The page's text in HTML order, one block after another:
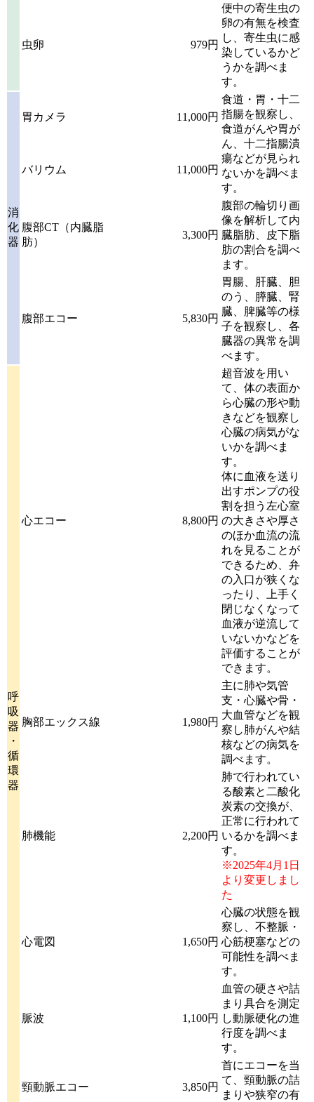
虫卵 979円
便中の寄生虫の
卵の有無を検査
し、寄生虫に感
染しているかど
うかを調べま
す。
消
化
器
胃カメラ 11,000円
食道・胃・十二
指腸を観察し、
食道がんや胃が
ん、十二指腸潰
瘍などが見られ
ないかを調べま
す。
バリウム 11,000円
腹部CT（内臓脂
肪）
3,300円
腹部の輪切り画
像を解析して内
臓脂肪、皮下脂
肪の割合を調べ
ます。
腹部エコー 5,830円
胃腸、肝臓、胆
のう、膵臓、腎
臓、脾臓等の様
子を観察し、各
臓器の異常を調
べます。
呼
吸
器
・
循
環
器
心エコー 8,800円
超音波を用い
て、体の表面か
ら心臓の形や動
きなどを観察し
心臓の病気がな
いかを調べま
す。
体に血液を送り
出すポンプの役
割を担う左心室
の大きさや厚さ
のほか血流の流
れを見ることが
できるため、弁
の入口が狭くな
ったり、上手く
閉じなくなって
血液が逆流して
いないかなどを
評価することが
できます。
胸部エックス線 1,980円
主に肺や気管
支・心臓や骨・
大血管などを観
察し肺がんや結
核などの病気を
調べます。
肺機能 2,200円
肺で行われてい
る酸素と二酸化
炭素の交換が、
正常に行われて
いるかを調べま
す。
※2025年4月1日
より変更しまし
た
心電図 1,650円
心臓の状態を観
察し、不整脈・
心筋梗塞などの
可能性を調べま
す。
脈波 1,100円
血管の硬さや詰
まり具合を測定
し動脈硬化の進
行度を調べま
す。
頸動脈エコー 3,850円
首にエコーを当
て、頸動脈の詰
まりや狭窄の有